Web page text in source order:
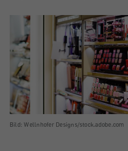
Bild: Wellnhofer Designs/stock.adobe.com